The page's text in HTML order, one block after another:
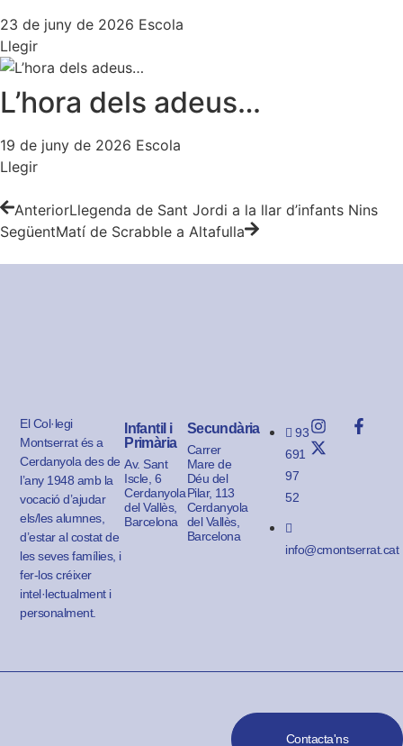
23 de juny de 2026 Escola
Llegir
L’hora dels adeus…
19 de juny de 2026 Escola
Llegir
AnteriorLlegenda de Sant Jordi a la llar d’infants Nins
SegüentMatí de Scrabble a Altafulla
El Col·legi
Montserrat és a
Cerdanyola des de
l’any 1948 amb la
vocació d’ajudar
els/les alumnes,
d’estar al costat de
les seves famílies, i
fer-los créixer
intel·lectualment i
personalment.
Infantil i
Primària
Av. Sant
Iscle, 6
Cerdanyola
del Vallès,
Barcelona
Secundària
Carrer
Mare de
Déu del
Pilar, 113
Cerdanyola
del Vallès,
Barcelona
93
691
97
52
info@cmontserrat.cat
Contacta'ns